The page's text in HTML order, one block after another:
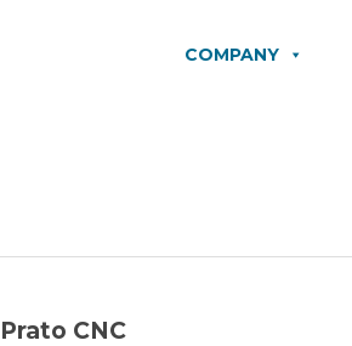
COMPANY
Prato CNC